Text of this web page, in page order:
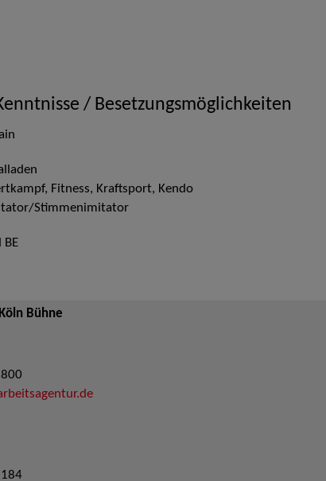
/ Besetzungsmöglichkeiten
Fitness, Kraftsport, Kendo
Stimmenimitator
BE
Bühne